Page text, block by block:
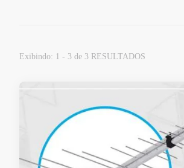
Exibindo: 1 - 3 de 3 RESULTADOS